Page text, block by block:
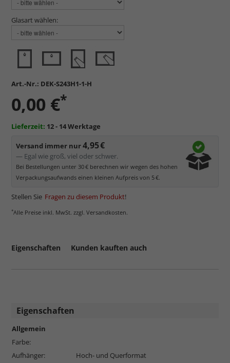
Glasart wählen:
Art.-Nr.: DEK-S243H1-1-H
0,00 €*
Lieferzeit: 12 - 14 Werktage
Versand immer nur4,95 €
— Egal wie groß, viel oder schwer.
Bei Bestellungen unter 30 € berechnen wir wegen des hohen
Verpackungsaufwands einen kleinen Aufpreis von 5 €.
Stellen Sie Fragen zu diesem Produkt!
*Alle Preise inkl. MwSt. zzgl. Versandkosten.
Eigenschaften Kunden kauften auch
Eigenschaften
Allgemein
Farbe:
Aufhänger:
Hoch- und Querformat